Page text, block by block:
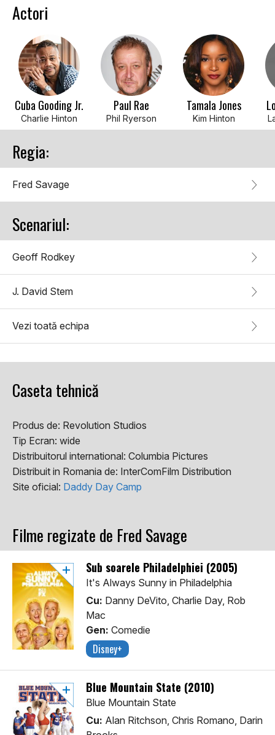
Actori
Cuba Gooding Jr.
Charlie Hinton
Paul Rae
Phil Ryerson
Tamala Jones
Kim Hinton
Regia:
Fred Savage
Scenariul:
Geoff Rodkey
J. David Stem
Vezi toată echipa
Caseta tehnică
Produs de: Revolution Studios
Tip Ecran: wide
Distribuitorul international: Columbia Pictures
Distribuit in Romania de: InterComFilm Distribution
Site oficial: Daddy Day Camp
Filme regizate de Fred Savage
Sub soarele Philadelphiei (2005)
It's Always Sunny in Philadelphia
Cu: Danny DeVito, Charlie Day, Rob
Mac
Gen: Comedie
Disney+
Blue Mountain State (2010)
Blue Mountain State
Cu: Alan Ritchson, Chris Romano, Darin